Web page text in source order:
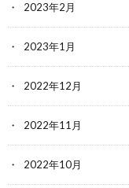
2023年2月
2023年1月
2022年12月
2022年11月
2022年10月